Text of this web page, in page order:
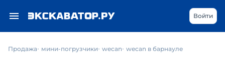
Войти
Продажа мини-погрузчики wecan wecan в барнауле